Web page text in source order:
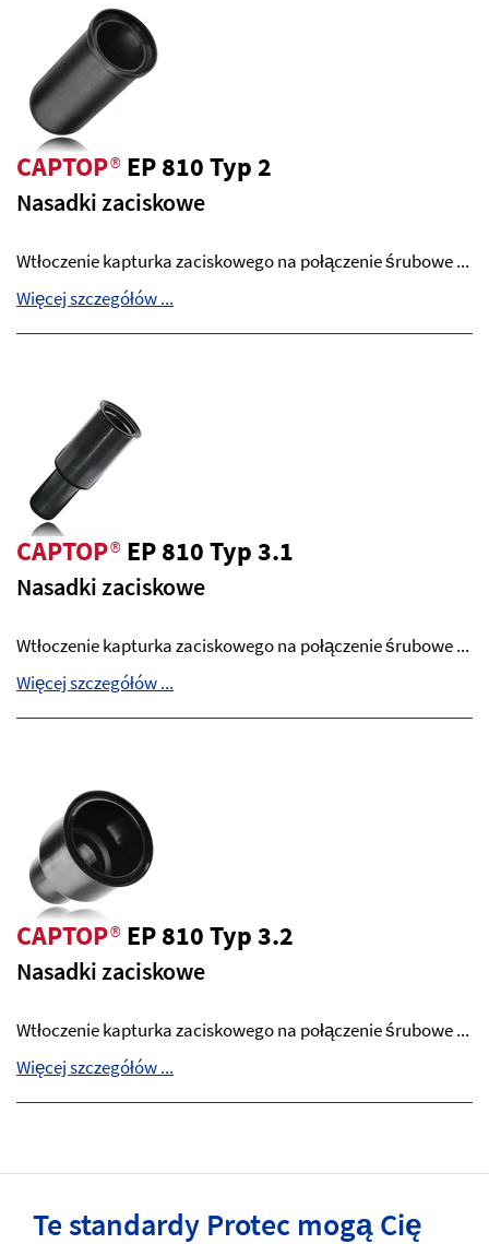
CAPTOP®EP 810 Typ 2
Nasadki zaciskowe
Wtłoczenie kapturka zaciskowego na połączenie śrubowe ...
Więcej szczegółów ...
CAPTOP®EP 810 Typ 3.1
Nasadki zaciskowe
Wtłoczenie kapturka zaciskowego na połączenie śrubowe ...
Więcej szczegółów ...
CAPTOP®EP 810 Typ 3.2
Nasadki zaciskowe
Wtłoczenie kapturka zaciskowego na połączenie śrubowe ...
Więcej szczegółów ...
Te standardy Protec mogą Cię